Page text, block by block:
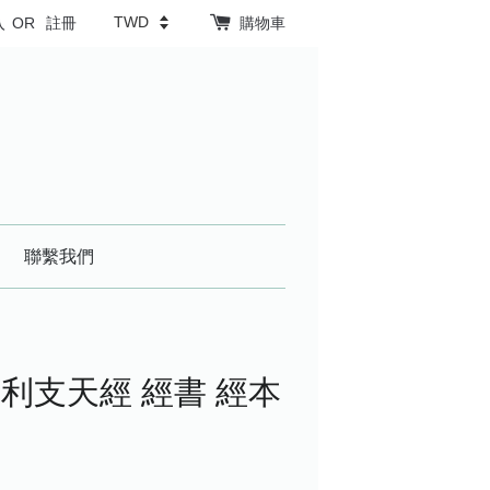
OR 註冊 購物車
聯繫我們
支天經 經書 經本